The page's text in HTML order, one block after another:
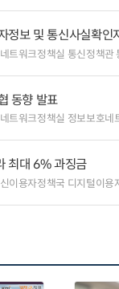
정보 및 통신사실확인
트워크정책실 통신정책관
동향 발표
트워크정책실 정보보호네
최대 6% 과징금
이용자정책국 디지털이용